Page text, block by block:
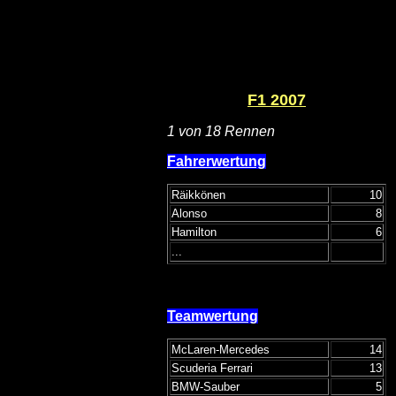
F1 2007
1 von 18 Rennen
Fahrerwertung
Räikkönen
10
Alonso
8
Hamilton
6
...
Teamwertung
McLaren-Mercedes
14
Scuderia Ferrari
13
BMW-Sauber
5